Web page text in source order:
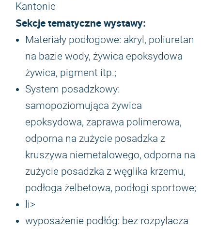
Kantonie
Sekcje tematyczne wystawy:
Materiały podłogowe: akryl, poliuretan
na bazie wody, żywica epoksydowa
żywica, pigment itp.;
System posadzkowy:
samopoziomująca żywica
epoksydowa, zaprawa polimerowa,
odporna na zużycie posadzka z
kruszywa niemetalowego, odporna na
zużycie posadzka z węglika krzemu,
podłoga żelbetowa, podłogi sportowe;
li>
wyposażenie podłóg: bez rozpylacza